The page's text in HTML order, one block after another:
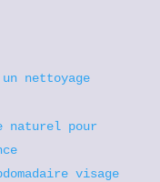
nettoyage
naturel pour
visage